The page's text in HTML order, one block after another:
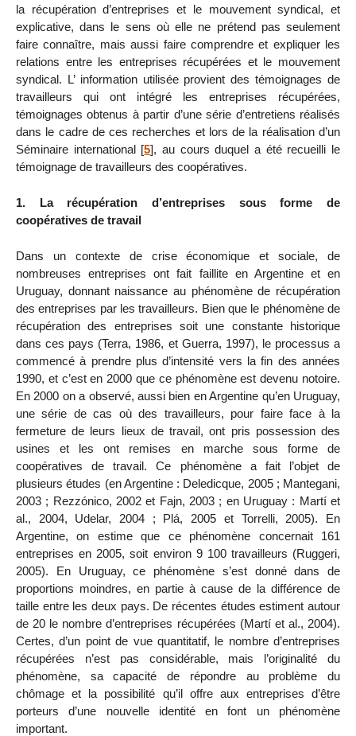
la récupération d’entreprises et le mouvement syndical, et
explicative, dans le sens où elle ne prétend pas seulement
faire connaître, mais aussi faire comprendre et expliquer les
relations entre les entreprises récupérées et le mouvement
syndical. L’ information utilisée provient des témoignages de
travailleurs qui ont intégré les entreprises récupérées,
témoignages obtenus à partir d’une série d’entretiens réalisés
dans le cadre de ces recherches et lors de la réalisation d’un
Séminaire international[5], au cours duquel a été recueilli le
témoignage de travailleurs des coopératives.
1. La récupération d’entreprises sous forme de
coopératives de travail
Dans un contexte de crise économique et sociale, de
nombreuses entreprises ont fait faillite en Argentine et en
Uruguay, donnant naissance au phénomène de récupération
des entreprises par les travailleurs. Bien que le phénomène de
récupération des entreprises soit une constante historique
dans ces pays (Terra, 1986, et Guerra, 1997), le processus a
commencé à prendre plus d’intensité vers la fin des années
1990, et c’est en 2000 que ce phénomène est devenu notoire.
En 2000 on a observé, aussi bien en Argentine qu’en Uruguay,
une série de cas où des travailleurs, pour faire face à la
fermeture de leurs lieux de travail, ont pris possession des
usines et les ont remises en marche sous forme de
coopératives de travail. Ce phénomène a fait l’objet de
plusieurs études (en Argentine : Deledicque, 2005 ; Mantegani,
2003 ; Rezzónico, 2002 et Fajn, 2003 ; en Uruguay : Martí et
al., 2004, Udelar, 2004 ; Plá, 2005 et Torrelli, 2005). En
Argentine, on estime que ce phénomène concernait 161
entreprises en 2005, soit environ 9 100 travailleurs (Ruggeri,
2005). En Uruguay, ce phénomène s’est donné dans de
proportions moindres, en partie à cause de la différence de
taille entre les deux pays. De récentes études estiment autour
de 20 le nombre d’entreprises récupérées (Martí et al., 2004).
Certes, d’un point de vue quantitatif, le nombre d’entreprises
récupérées n’est pas considérable, mais l’originalité du
phénomène, sa capacité de répondre au problème du
chômage et la possibilité qu’il offre aux entreprises d’être
porteurs d’une nouvelle identité en font un phénomène
important.